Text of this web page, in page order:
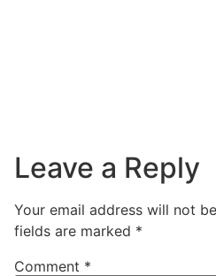
Leave a Reply
Your email address will not
fields are marked *
Comment *